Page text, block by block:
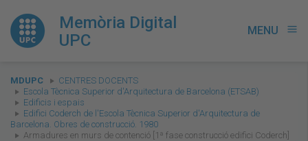
Memòria Digital
UPC
MENU menu
You
are
here:
MDUPC
CENTRES DOCENTS
Escola Tècnica Superior d'Arquitectura de Barcelona (ETSAB)
Edificis i espais
Edifici Coderch de l'Escola Tècnica Superior d'Arquitectura de
Barcelona. Obres de construcció. 1980
Armadures en murs de contenció [1ª fase construcció edifici Coderch]